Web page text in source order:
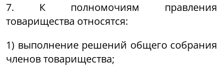
7. К полномочиям правления
товарищества относятся:
1) выполнение решений общего собрания
членов товарищества;